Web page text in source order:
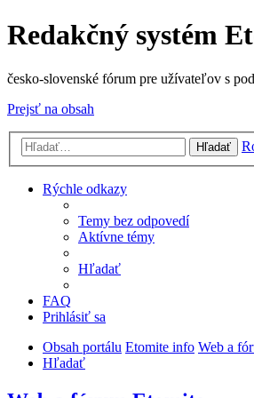
Redakčný systém
česko-slovenské fórum pre užívateľov s
Prejsť na obsah
Hľadať
Rýchle odkazy
Temy bez odpovedí
Aktívne témy
Hľadať
FAQ
Prihlásiť sa
Obsah portálu Etomite info Web a
Hľadať